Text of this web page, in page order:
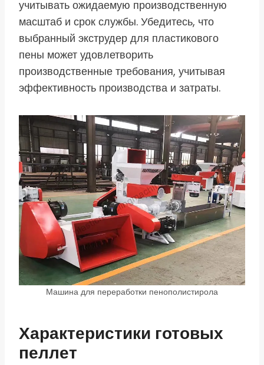
учитывать ожидаемую производственную
масштаб и срок службы. Убедитесь, что
выбранный экструдер для пластикового
пены может удовлетворить
производственные требования, учитывая
эффективность производства и затраты.
Машина для переработки пенополистирола
Характеристики готовых
пеллет